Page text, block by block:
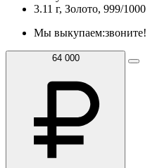
3.11 г, Золото, 999/1000
Мы выкупаем:звоните!
64 000